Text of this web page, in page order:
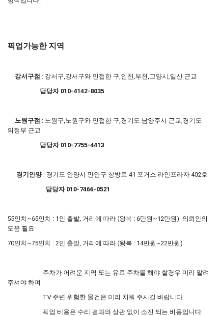
픽업가능한 지역
강서구점 : 강서구,강서구와 인접한 구,인천,부천,고양시,일산 근교
담당자 010-4142-8035
노원구점 : 노원구,노원구와 인접한 구,경기도 남양주시 근교,경기도
의정부 근교
담당자 010-7755-4413
경기안양: 경기도 안양시 만안구 창방로 41 포거스 라인프라자 402호
담당자 010-7466-0521
55인치~65인치 : 1인 출발, 거리에 따라 (왕복 : 6만원~12만원) 의뢰인의
도움 필요
70인치~75인치 : 2인 출발, 거리에 따라 (왕복 : 14만원~22만원)
주차가 어려운 지역 또는 유료 주차를 해야 할경우 미리 알려
주셔야 하며
TV 주변 위험한 물건은 미리 치워 주시길 바랍니다.
픽업 비용은 수리 결과와 상관 없이 소진 되는 비용입니다.